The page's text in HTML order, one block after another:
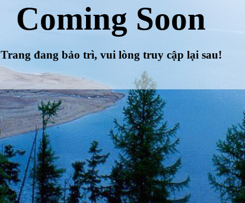
Coming Soon
Trang đang bảo trì, vui lòng truy cập lại sau!